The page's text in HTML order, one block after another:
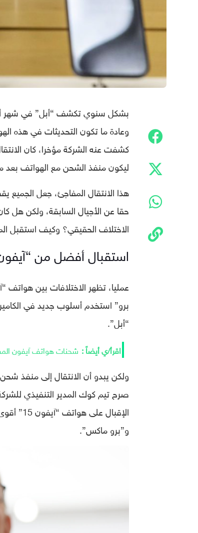
بشكل سنوي تكشف “أبل” في شهر
وعادة ما تكون التحديثات في هذه
ليكون منفذ الشحن مع الهواتف بعد ما كانت
حقا عن الأجيال السابقة، ولكن هل
الاختلاف الحقيقي؟ وكيف استقبل
استقبال أفضل من “آيفون
برو” استخدم أسلوب جديد في
“أبل”.
شحنات هواتف آيفون
صرح تيم كوك المدير التنفيذي
و”برو ماكس”.